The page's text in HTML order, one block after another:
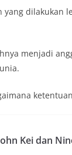
dilakukan
menjadi
Kei dan